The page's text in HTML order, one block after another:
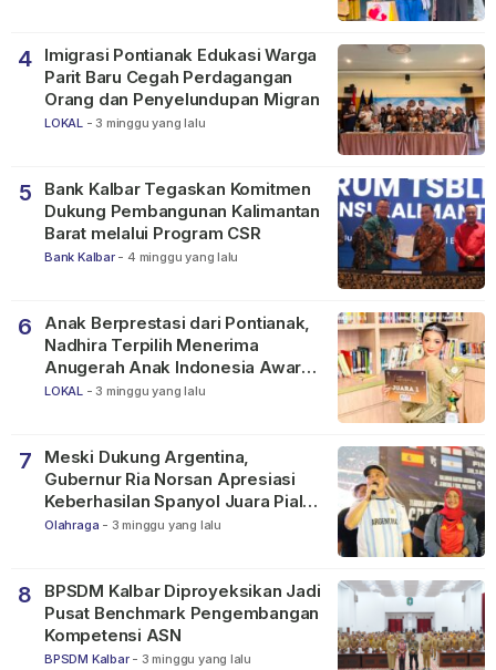
4
Imigrasi Pontianak Edukasi Warga
Parit Baru Cegah Perdagangan
Orang dan Penyelundupan Migran
LOKAL - 3 minggu yang lalu
5
Bank Kalbar Tegaskan Komitmen
Dukung Pembangunan Kalimantan
Barat melalui Program CSR
Bank Kalbar - 4 minggu yang lalu
6
Anak Berprestasi dari Pontianak,
Nadhira Terpilih Menerima
Anugerah Anak Indonesia Awards
2026
LOKAL - 3 minggu yang lalu
7
Meski Dukung Argentina,
Gubernur Ria Norsan Apresiasi
Keberhasilan Spanyol Juara Piala
Dunia FIFA 2026
Olahraga - 3 minggu yang lalu
8
BPSDM Kalbar Diproyeksikan Jadi
Pusat Benchmark Pengembangan
Kompetensi ASN
BPSDM Kalbar - 3 minggu yang lalu